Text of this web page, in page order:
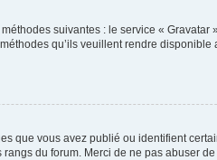
suivantes : le service « Gravatar
qu’ils veuillent rendre
que vous avez publié ou identifient
du forum. Merci de ne pas abuser